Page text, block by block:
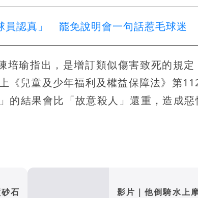
員認真」 罷免說明會一句話惹毛球迷
培瑜指出，是增訂類似傷害致死的規
《兒童及少年福利及權益保障法》第
的結果會比「故意殺人」還重，造成
石
影片｜他倒騎水上